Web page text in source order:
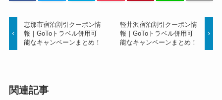
恵那市宿泊割引クーポン情
報｜GoToトラベル併用可
能なキャンペーンまとめ！
軽井沢宿泊割引クーポン情
報｜GoToトラベル併用可
能なキャンペーンまとめ！
関連記事